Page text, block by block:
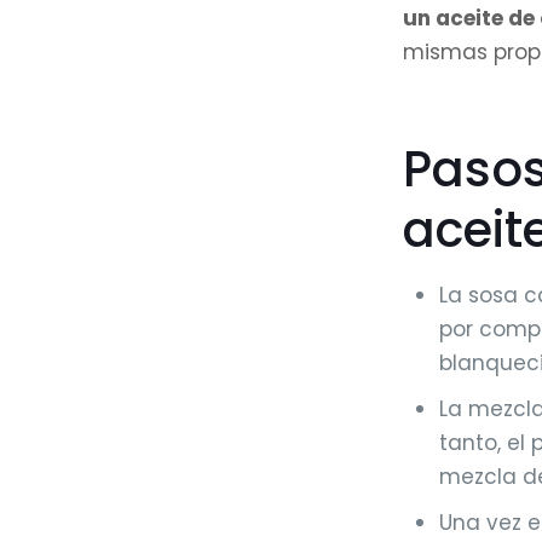
un aceite
mismas
La sosa
por
La
tanto, el
mezcla
Una vez